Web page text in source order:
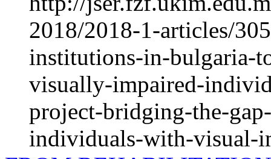
2018/2018-1-articles/
institutions-in-bulgaria-
visually-impaired-
project-bridging-the-
individuals-with-visual-